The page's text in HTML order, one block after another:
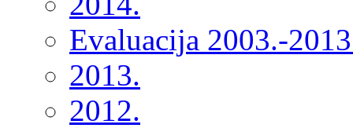
Evaluacija 2003.-
2013.
2012.